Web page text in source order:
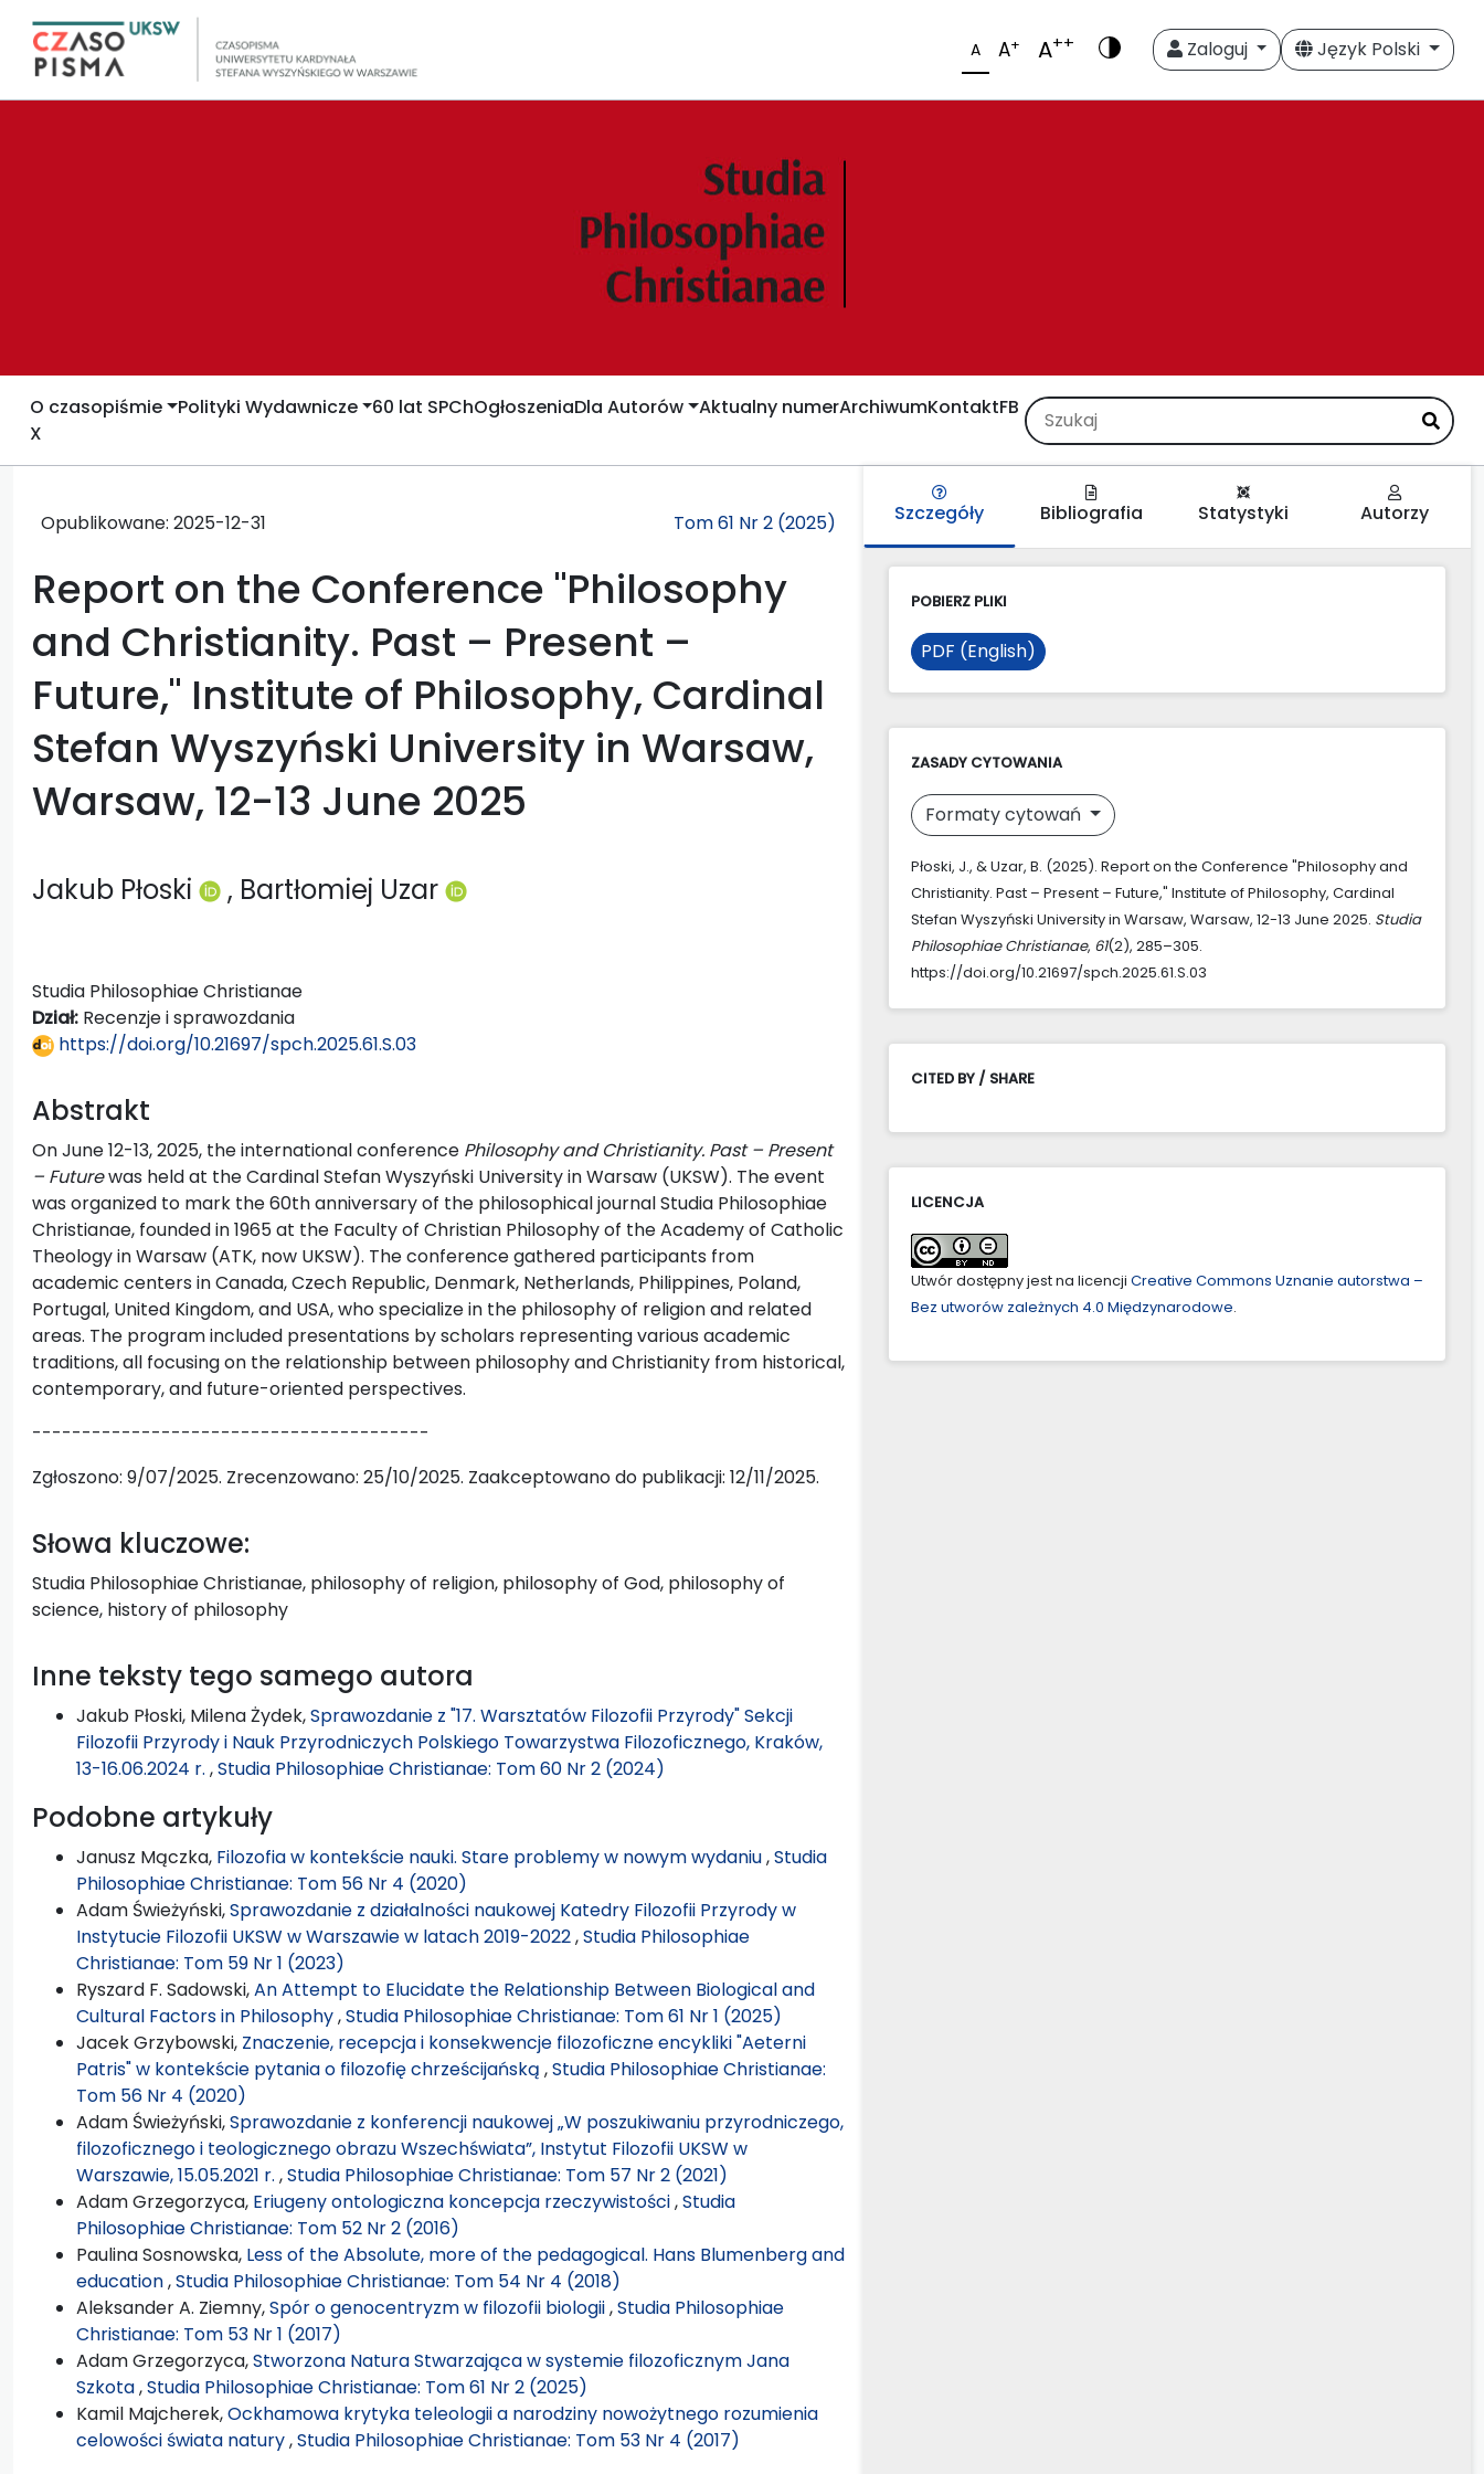
A A+ A++ Zaloguj Język Polski
O czasopiśmie Polityki Wydawnicze 60 lat SPChOgłoszeniaDla Autorów Aktualny numerArchiwumKontaktFB
X
Opublikowane: 2025-12-31 Tom 61 Nr 2 (2025)
Report on the Conference "Philosophy
and Christianity. Past – Present –
Future," Institute of Philosophy, Cardinal
Stefan Wyszyński University in Warsaw,
Warsaw, 12-13 June 2025
Jakub Płoski , Bartłomiej Uzar
Studia Philosophiae Christianae
Dział: Recenzje i sprawozdania
https://doi.org/10.21697/spch.2025.61.S.03
Abstrakt
On June 12-13, 2025, the international conference Philosophy and Christianity. Past – Present
– Futurewas held at the Cardinal Stefan Wyszyński University in Warsaw (UKSW). The event
was organized to mark the 60th anniversary of the philosophical journal Studia Philosophiae
Christianae, founded in 1965 at the Faculty of Christian Philosophy of the Academy of Catholic
Theology in Warsaw (ATK, now UKSW). The conference gathered participants from
academic centers in Canada, Czech Republic, Denmark, Netherlands, Philippines, Poland,
Portugal, United Kingdom, and USA, who specialize in the philosophy of religion and related
areas. The program included presentations by scholars representing various academic
traditions, all focusing on the relationship between philosophy and Christianity from historical,
contemporary, and future-oriented perspectives.
----------------------------------------
Zgłoszono: 9/07/2025. Zrecenzowano: 25/10/2025. Zaakceptowano do publikacji: 12/11/2025.
Słowa kluczowe:
Studia Philosophiae Christianae, philosophy of religion, philosophy of God, philosophy of
science, history of philosophy
Inne teksty tego samego autora
Jakub Płoski, Milena Żydek,Sprawozdanie z "17. Warsztatów Filozofii Przyrody" Sekcji
Filozofii Przyrody i Nauk Przyrodniczych Polskiego Towarzystwa Filozoficznego, Kraków,
13-16.06.2024 r. ,Studia Philosophiae Christianae: Tom 60 Nr 2 (2024)
Podobne artykuły
Janusz Mączka, Filozofia w kontekście nauki. Stare problemy w nowym wydaniu,Studia
Philosophiae Christianae: Tom 56 Nr 4 (2020)
Adam Świeżyński,Sprawozdanie z działalności naukowej Katedry Filozofii Przyrody w
Instytucie Filozofii UKSW w Warszawie w latach 2019-2022,Studia Philosophiae
Christianae: Tom 59 Nr 1 (2023)
Ryszard F. Sadowski,An Attempt to Elucidate the Relationship Between Biological and
Cultural Factors in Philosophy,Studia Philosophiae Christianae: Tom 61 Nr 1 (2025)
Jacek Grzybowski, Znaczenie, recepcja i konsekwencje filozoficzne encykliki "Aeterni
Patris" w kontekście pytania o filozofię chrześcijańską ,Studia Philosophiae Christianae:
Tom 56 Nr 4 (2020)
Adam Świeżyński,Sprawozdanie z konferencji naukowej „W poszukiwaniu przyrodniczego,
filozoficznego i teologicznego obrazu Wszechświata”, Instytut Filozofii UKSW w
Warszawie, 15.05.2021 r. ,Studia Philosophiae Christianae: Tom 57 Nr 2 (2021)
Adam Grzegorzyca, Eriugeny ontologiczna koncepcja rzeczywistości,Studia
Philosophiae Christianae: Tom 52 Nr 2 (2016)
Paulina Sosnowska, Less of the Absolute, more of the pedagogical. Hans Blumenberg and
education,Studia Philosophiae Christianae: Tom 54 Nr 4 (2018)
Aleksander A. Ziemny,Spór o genocentryzm w filozofii biologii,Studia Philosophiae
Christianae: Tom 53 Nr 1 (2017)
Adam Grzegorzyca,Stworzona Natura Stwarzająca w systemie filozoficznym Jana
Szkota,Studia Philosophiae Christianae: Tom 61 Nr 2 (2025)
Kamil Majcherek,Ockhamowa krytyka teleologii a narodziny nowożytnego rozumienia
celowości świata natury,Studia Philosophiae Christianae: Tom 53 Nr 4 (2017)
Szczegóły Bibliografia Statystyki Autorzy
POBIERZ PLIKI
PDF (English)
ZASADY CYTOWANIA
Formaty cytowań
Płoski, J., & Uzar, B. (2025). Report on the Conference "Philosophy and
Christianity. Past – Present – Future," Institute of Philosophy, Cardinal
Stefan Wyszyński University in Warsaw, Warsaw, 12-13 June 2025. Studia
Philosophiae Christianae, 61(2), 285–305.
https://doi.org/10.21697/spch.2025.61.S.03
CITED BY / SHARE
LICENCJA
Utwór dostępny jest na licencji Creative Commons Uznanie autorstwa –
Bez utworów zależnych 4.0 Międzynarodowe.